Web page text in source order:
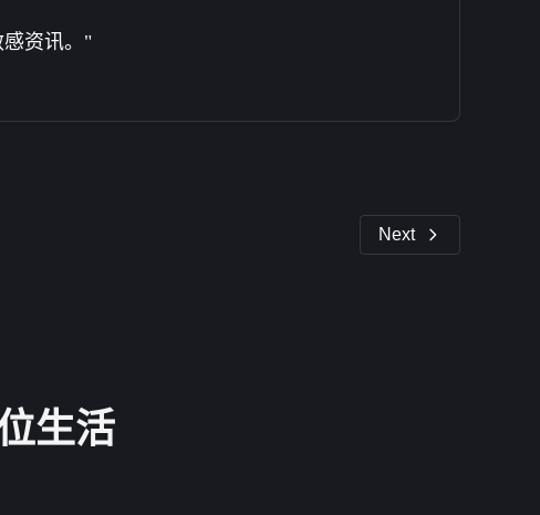
资讯。"
Next
生活